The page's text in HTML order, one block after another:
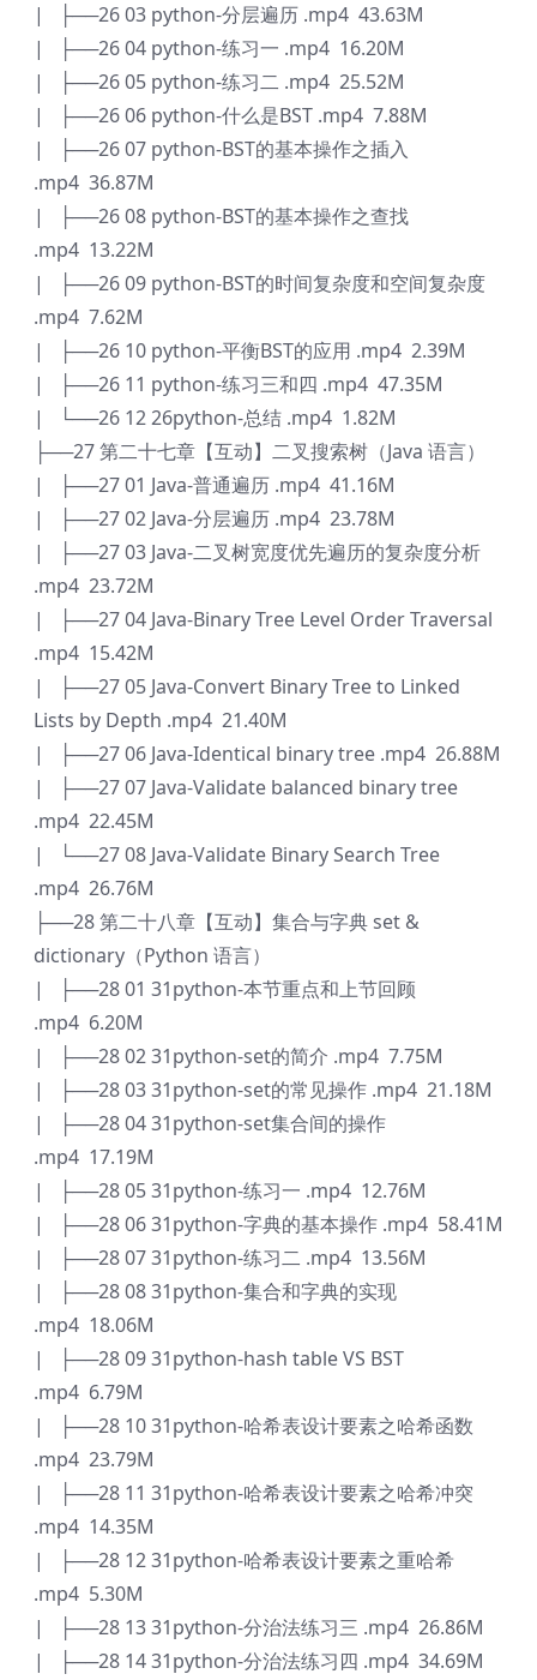
| ├──26 03 python-分层遍历 .mp4 43.63M
| ├──26 04 python-练习一 .mp4 16.20M
| ├──26 05 python-练习二 .mp4 25.52M
| ├──26 06 python-什么是BST .mp4 7.88M
| ├──26 07 python-BST的基本操作之插入
.mp4 36.87M
| ├──26 08 python-BST的基本操作之查找
.mp4 13.22M
| ├──26 09 python-BST的时间复杂度和空间复杂度
.mp4 7.62M
| ├──26 10 python-平衡BST的应用 .mp4 2.39M
| ├──26 11 python-练习三和四 .mp4 47.35M
| └──26 12 26python-总结 .mp4 1.82M
├──27 第二十七章【互动】二叉搜索树（Java 语言）
| ├──27 01 Java-普通遍历 .mp4 41.16M
| ├──27 02 Java-分层遍历 .mp4 23.78M
| ├──27 03 Java-二叉树宽度优先遍历的复杂度分析
.mp4 23.72M
| ├──27 04 Java-Binary Tree Level Order Traversal
.mp4 15.42M
| ├──27 05 Java-Convert Binary Tree to Linked
Lists by Depth .mp4 21.40M
| ├──27 06 Java-Identical binary tree .mp4 26.88M
| ├──27 07 Java-Validate balanced binary tree
.mp4 22.45M
| └──27 08 Java-Validate Binary Search Tree
.mp4 26.76M
├──28 第二十八章【互动】集合与字典 set &
dictionary（Python 语言）
| ├──28 01 31python-本节重点和上节回顾
.mp4 6.20M
| ├──28 02 31python-set的简介 .mp4 7.75M
| ├──28 03 31python-set的常见操作 .mp4 21.18M
| ├──28 04 31python-set集合间的操作
.mp4 17.19M
| ├──28 05 31python-练习一 .mp4 12.76M
| ├──28 06 31python-字典的基本操作 .mp4 58.41M
| ├──28 07 31python-练习二 .mp4 13.56M
| ├──28 08 31python-集合和字典的实现
.mp4 18.06M
| ├──28 09 31python-hash table VS BST
.mp4 6.79M
| ├──28 10 31python-哈希表设计要素之哈希函数
.mp4 23.79M
| ├──28 11 31python-哈希表设计要素之哈希冲突
.mp4 14.35M
| ├──28 12 31python-哈希表设计要素之重哈希
.mp4 5.30M
| ├──28 13 31python-分治法练习三 .mp4 26.86M
| ├──28 14 31python-分治法练习四 .mp4 34.69M